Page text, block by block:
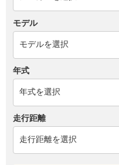
モデル
年式
走行距離